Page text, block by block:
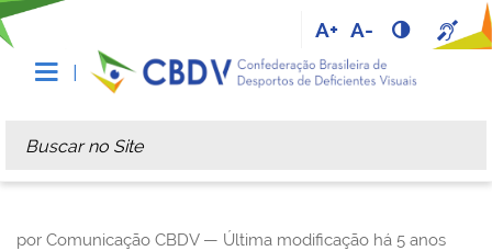
A+ A-
Busca
Busca Avançada…
por Comunicação CBDV — Última modificação há 5 anos